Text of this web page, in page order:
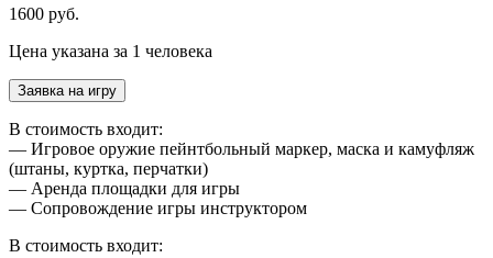
1600 руб.
Цена указана за 1 человека
Заявка на игру
В стоимость входит:
— Игровое оружие пейнтбольный маркер, маска и камуфляж
(штаны, куртка, перчатки)
— Аренда площадки для игры
— Сопровождение игры инструктором
В стоимость входит: